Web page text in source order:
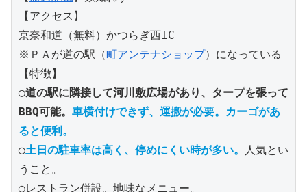
【アクセス】
京奈和道（無料）かつらぎ西IC
※ＰＡが道の駅（町アンテナショップ）になっている
【特徴】
◯道の駅に隣接して河川敷広場があり、タープを張って
BBQ可能。 車横付けできず、運搬が必要。カーゴがあ
ると便利。
◯土日の駐車率は高く、停めにくい時が多い。
人気とい
うこと。
◯レストラン併設。地味なメニュー。